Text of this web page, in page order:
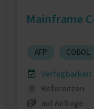
Mainframe
AFP COBOL
Verfügbarkeit
0
Referenzen
auf Anfrage